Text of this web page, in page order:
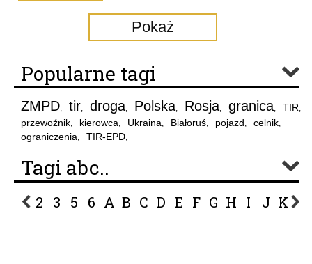
Pokaż
Popularne tagi
ZMPD, tir, droga, Polska, Rosja, granica, TIR,
przewoźnik, kierowca, Ukraina, Białoruś, pojazd, celnik,
ograniczenia, TIR-EPD,
Tagi abc..
2 3 5 6 A B C D E F G H I J K L